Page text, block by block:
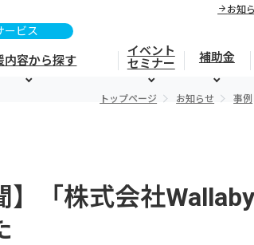
内容から探す
イベント
セミナー
補助金
お知
トップページ お知らせ 事例
】「株式会社